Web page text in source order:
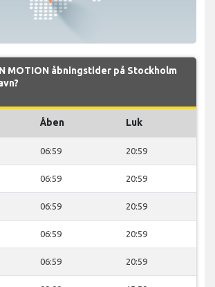
MOTION åbningstider på Stockholm
Åben Luk
06:59 20:59
06:59 20:59
06:59 20:59
06:59 20:59
06:59 20:59